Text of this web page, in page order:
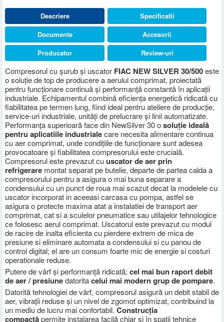
Descriere
Compresorul cu șurub și uscator FIAC NEW SILVER 30/500este
o soluție de top de producere a aerului comprimat, proiectată
pentru funcționare continuă și performanță constantă în aplicații
industriale. Echipamentul combină eficiența energetică ridicată cu
fiabilitatea pe termen lung, fiind ideal pentru ateliere de producție,
service-uri industriale, unități de prelucrare și linii automatizate.
Performanța superioară face din NewSilver 30 osoluție ideală
pentru aplicatiile industrialecare necesita alimentare continua
cu aer comprimat, unde condițiile de funcționare sunt adesea
provocatoare și fiabilitatea compresorului este crucială.
Compresorul este prevazut cuuscator de aer prin
refrigerare montat separat pe butelie, departe de partea calda a
compresorului pentru a asigura o mai buna separare a
condensului cu un punct de roua mai scazut decat la modelele cu
uscator incorporat in aceeasi carcasa cu pompa, astfel se
asigura o protecte maxima atat a instalatiei de transport aer
comprimat, cat si a sculelor pneumatice sau utilajelor tehnologice
ce folosesc aerul comprimat. Uscatorul este prevazut cu modul
de racire de inalta eficienta cu pierdere extrem de mica de
presiune si eliminare automata a condensului si cu panou de
control digital; el are un consum foarte mic de energie si costuri
operationale reduse.
Putere de vârf și performanță ridicată; cel mai bun raport debit
de aer / presiunedatoritacelui mai modern grup de pompare.
Datorită tehnologiei de vârf, compresorul asigură un debit stabil de
aer, vibrații reduse și un nivel de zgomot optimizat, contribuind la
un mediu de lucru mai confortabil. Construcția
compactăpermite instalarea facilă chiar și în spații tehnice
Specificatii
Documente
Accesorii
Producator
Review-uri